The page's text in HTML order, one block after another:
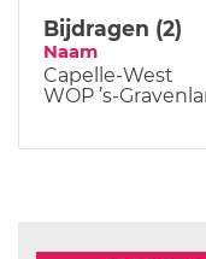
Bijdragen (2)
Naam
Capelle-West
WOP ’s-